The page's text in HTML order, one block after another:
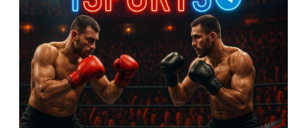
2 недели тому назад Решит Сабитов
Подписаться